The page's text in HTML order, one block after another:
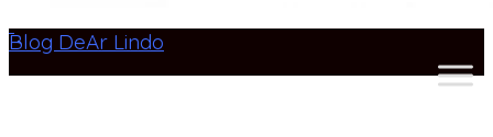
Blog DeAr Lindo